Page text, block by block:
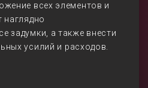
всех элементов и
наглядно
задумки, а также внести
усилий и расходов.